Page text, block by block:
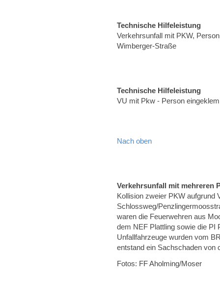
Technische Hilfeleistung
Verkehrsunfall mit PKW,
Wimberger-Straße
Technische Hilfeleistung
VU mit Pkw - Person
Nach oben
Verkehrsunfall mit mehreren
Kollision zweier PKW aufgrund
Schlossweg/
waren die Feuerwehren aus
dem NEF Plattling sowie die PI
Unfallfahrzeuge wurden vom
entstand ein Sachschaden von
Fotos: FF Aholming/Moser